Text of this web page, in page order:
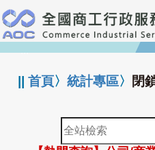
跳
到
主
要
:::
||首頁〉統計專區〉 閉
全
站